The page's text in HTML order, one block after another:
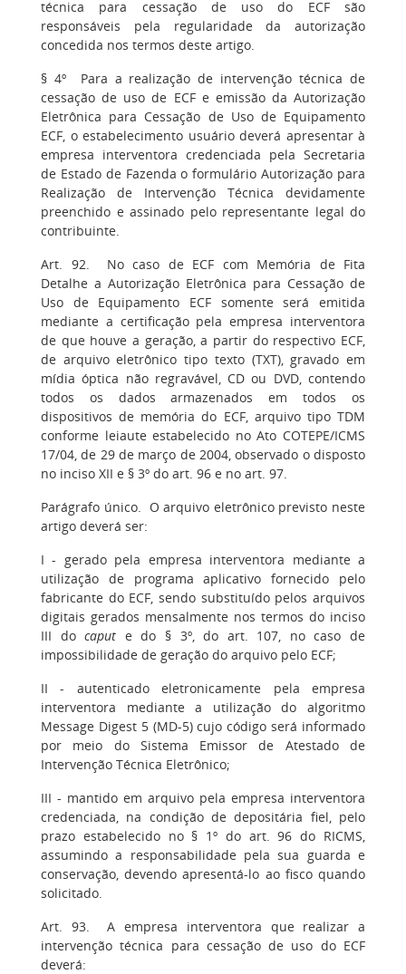
técnica para cessação de uso do ECF são
responsáveis pela regularidade da autorização
concedida nos termos deste artigo.
§ 4º Para a realização de intervenção técnica de
cessação de uso de ECF e emissão da Autorização
Eletrônica para Cessação de Uso de Equipamento
ECF, o estabelecimento usuário deverá apresentar à
empresa interventora credenciada pela Secretaria
de Estado de Fazenda o formulário Autorização para
Realização de Intervenção Técnica devidamente
preenchido e assinado pelo representante legal do
contribuinte.
Art. 92. No caso de ECF com Memória de Fita
Detalhe a Autorização Eletrônica para Cessação de
Uso de Equipamento ECF somente será emitida
mediante a certificação pela empresa interventora
de que houve a geração, a partir do respectivo ECF,
de arquivo eletrônico tipo texto (TXT), gravado em
mídia óptica não regravável, CD ou DVD, contendo
todos os dados armazenados em todos os
dispositivos de memória do ECF, arquivo tipo TDM
conforme leiaute estabelecido no Ato COTEPE/ICMS
17/04, de 29 de março de 2004, observado o disposto
no inciso XII e § 3º do art. 96 e no art. 97.
Parágrafo único. O arquivo eletrônico previsto neste
artigo deverá ser:
I - gerado pela empresa interventora mediante a
utilização de programa aplicativo fornecido pelo
fabricante do ECF, sendo substituído pelos arquivos
digitais gerados mensalmente nos termos do inciso
III docaput e do § 3º, do art. 107, no caso de
impossibilidade de geração do arquivo pelo ECF;
II - autenticado eletronicamente pela empresa
interventora mediante a utilização do algoritmo
Message Digest 5 (MD-5) cujo código será informado
por meio do Sistema Emissor de Atestado de
Intervenção Técnica Eletrônico;
III - mantido em arquivo pela empresa interventora
credenciada, na condição de depositária fiel, pelo
prazo estabelecido no § 1º do art. 96 do RICMS,
assumindo a responsabilidade pela sua guarda e
conservação, devendo apresentá-lo ao fisco quando
solicitado.
Art. 93. A empresa interventora que realizar a
intervenção técnica para cessação de uso do ECF
deverá: